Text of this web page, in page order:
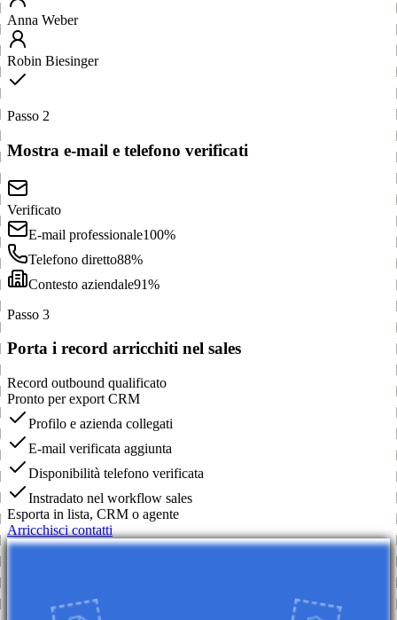
Anna Weber
Robin Biesinger
Passo 2
Mostra e-mail e telefono verificati
Verificato
E-mail professionale100%
Telefono diretto88%
Contesto aziendale91%
Passo 3
Porta i record arricchiti nel sales
Record outbound qualificato
Pronto per export CRM
Profilo e azienda collegati
E-mail verificata aggiunta
Disponibilità telefono verificata
Instradato nel workflow sales
Esporta in lista, CRM o agente
Arricchisci contatti